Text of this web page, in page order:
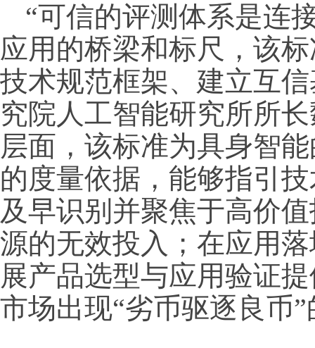
“可信的评测体系是连
应用的桥梁和标尺，该
技术规范框架、建立互
究院人工智能研究所所
层面，该标准为具身智
的度量依据，能够指引
及早识别并聚焦于高价
源的无效投入；在应用
展产品选型与应用验证
市场出现“劣币驱逐良币